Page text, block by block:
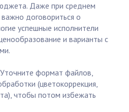
Даже при среднем
договориться о
успешные исполнители
и варианты с
формат файлов,
(цветокоррекция,
чтобы потом избежать